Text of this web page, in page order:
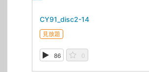
CY91_disc2-14
見放題
86 0